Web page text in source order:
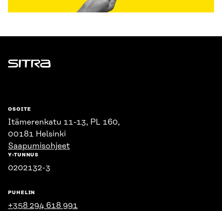
Sitra
OSOITE
Itämerenkatu 11-13, PL 160,
00181 Helsinki
Saapumisohjeet
Y-TUNNUS
0202132-3
PUHELIN
+358 294 618 991